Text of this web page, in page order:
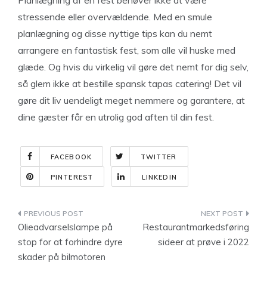
stressende eller overvældende. Med en smule
planlægning og disse nyttige tips kan du nemt
arrangere en fantastisk fest, som alle vil huske med
glæde. Og hvis du virkelig vil gøre det nemt for dig selv,
så glem ikke at bestille spansk tapas catering! Det vil
gøre dit liv uendeligt meget nemmere og garantere, at
dine gæster får en utrolig god aften til din fest.
FACEBOOK TWITTER
PINTEREST LINKEDIN
Indlægsnavigation
Olieadvarselslampe på
stop for at forhindre dyre
skader på bilmotoren
Restaurantmarkedsføring
sideer at prøve i 2022